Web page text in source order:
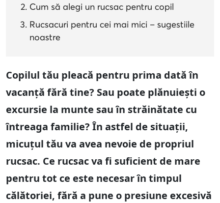
Cum să alegi un rucsac pentru copil
Rucsacuri pentru cei mai mici – sugestiile
noastre
Copilul tău pleacă pentru prima dată în
vacanță fără tine? Sau poate plănuiești o
excursie la munte sau în străinătate cu
întreaga familie? În astfel de situații,
micuțul tău va avea nevoie de propriul
rucsac. Ce rucsac va fi suficient de mare
pentru tot ce este necesar în timpul
călătoriei, fără a pune o presiune excesivă